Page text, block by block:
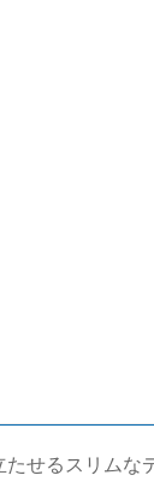
せるスリムな